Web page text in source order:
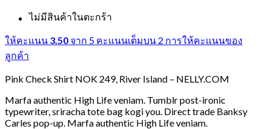
ไม่มีสินค้าในตะกร้า
ให้คะแนน 3.50 จาก 5 คะแนนเต็มบน 2 การให้คะแนนของ
ลูกค้า
Pink Check Shirt NOK 249, River Island – NELLY.COM
Marfa authentic High Life veniam. Tumblr post-ironic
typewriter, sriracha tote bag kogi you. Direct trade Banksy
Carles pop-up. Marfa authentic High Life veniam.